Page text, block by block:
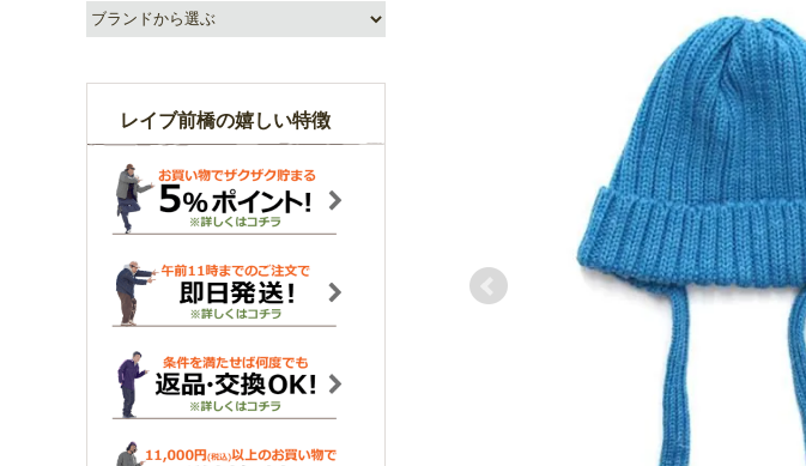
レイブ前橋の嬉しい特徴